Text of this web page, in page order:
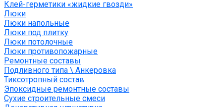
Клей-герметики «жидкие гвозди»
Люки
Люки напольные
Люки под плитку
Люки потолочные
Люки противопожарные
Ремонтные составы
Подливного типа \ Анкеровка
Тиксотропный состав
Эпоксидные ремонтные составы
Сухие строительные смеси